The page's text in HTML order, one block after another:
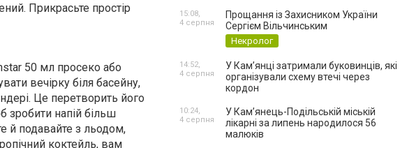
Прикрасьте простір
50 мл просеко або
вечірку біля басейну,
Це перетворить його
зробити напій більш
й подавайте з льодом,
коктейль, вам
Прощання із Захисником України
Сергієм Вільчинським
Некролог
15:08,
4 серпня
У Кам’янці затримали буковинців, які
організували схему втечі через
кордон
14:52,
4 серпня
У Кам’янець-Подільській міській
лікарні за липень народилося 56
малюків
10:24,
4 серпня